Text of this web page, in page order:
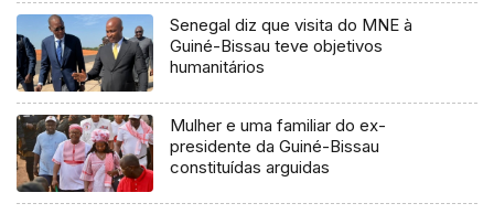
Senegal diz que visita do MNE à
Guiné-Bissau teve objetivos
humanitários
Mulher e uma familiar do ex-
presidente da Guiné-Bissau
constituídas arguidas